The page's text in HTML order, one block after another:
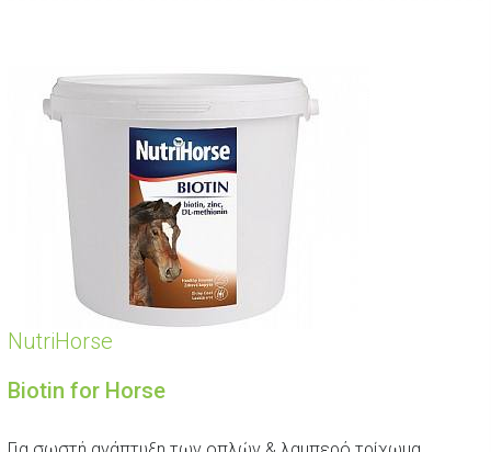
NutriHorse
Biotin for Horse